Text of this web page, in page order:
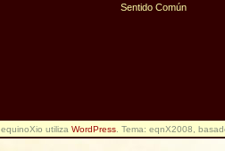
Sentido Común
equinoXio utiliza WordPress . Tema: eqnX2008,